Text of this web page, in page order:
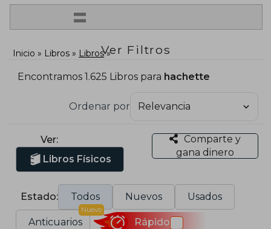
=
Ver Filtros
Inicio Libros Libros
Encontramos 1.625 Libros para hachette
Ordenar por
Ver:
Libros Físicos
Comparte y
gana dinero
Estado: Todos Nuevos Usados
Anticuarios
Nuevo
Rápido